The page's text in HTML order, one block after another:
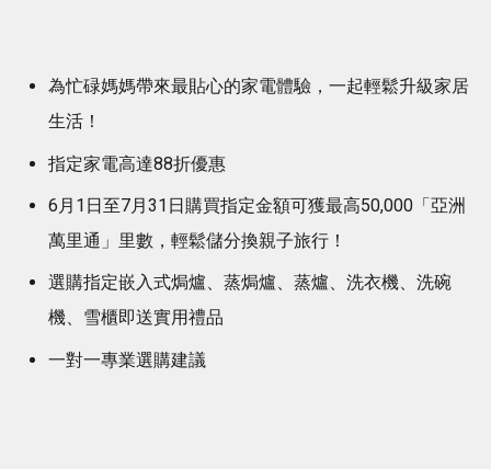
為忙碌媽媽帶來最貼心的家電體驗，一起輕鬆升級家居
生活！
指定家電高達88折優惠
6月1日至7月31日購買指定金額可獲最高50,000「亞洲
萬里通」里數，輕鬆儲分換親子旅行！
選購指定嵌入式焗爐、蒸焗爐、蒸爐、洗衣機、洗碗
機、雪櫃即送實用禮品
一對一專業選購建議